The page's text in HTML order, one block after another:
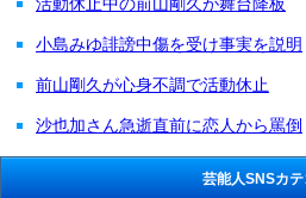
小島みゆ誹謗中傷を受け事実を説明
前山剛久が心身不調で活動休止
沙也加さん急逝直前に恋人から罵倒
芸能人SNSカテ